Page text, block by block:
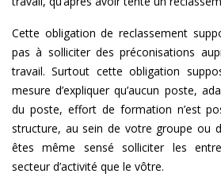
Cette obligation de reclassement
pas à solliciter des préconisations
travail. Surtout cette obligation
mesure d’expliquer qu’aucun poste,
du poste, effort de formation n’est
structure, au sein de votre groupe ou
êtes même sensé solliciter les
secteur d’activité que le vôtre.